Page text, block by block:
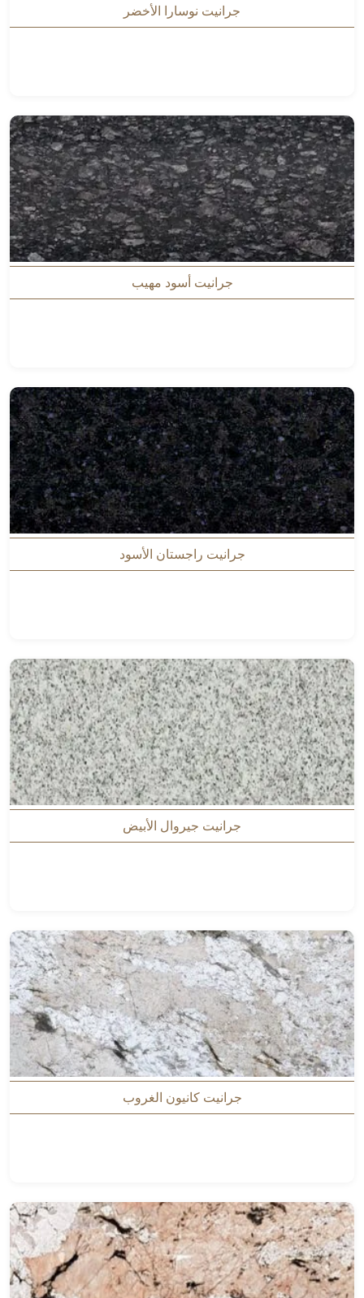
جرانيت نوسارا الأخضر
جرانيت أسود مهيب
جرانيت راجستان الأسود
جرانيت جيروال الأبيض
جرانيت كانيون الغروب